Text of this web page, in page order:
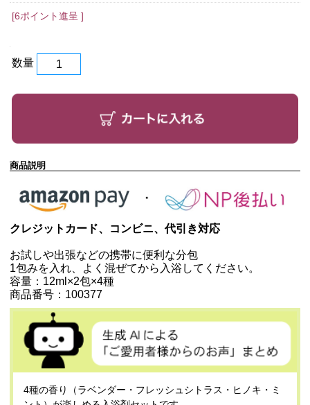
[6ポイント進呈 ]
数量
商品説明
クレジットカード、コンビニ、代引き対応
お試しや出張などの携帯に便利な分包
1包みを入れ、よく混ぜてから入浴してください。
容量：12ml×2包×4種
商品番号：100377
4種の香り（ラベンダー・フレッシュシトラス・ヒノキ・ミ